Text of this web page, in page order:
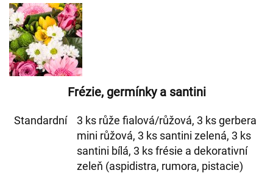
Frézie, germínky a santini
Standardní
3 ks růže fialová/růžová, 3 ks gerbera
mini růžová, 3 ks santini zelená, 3 ks
santini bílá, 3 ks frésie a dekorativní
zeleň (aspidistra, rumora, pistacie)